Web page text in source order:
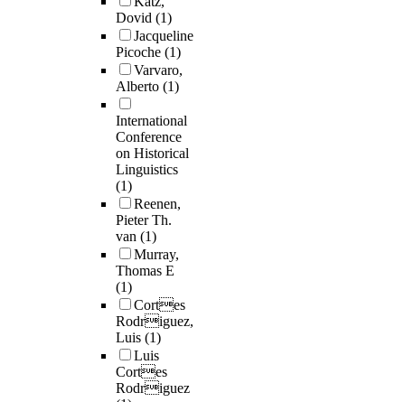
Dovid (1)
Jacqueline
Picoche (1)
Varvaro,
Alberto (1)
International
Conference
on Historical
Linguistics
(1)
Reenen,
Pieter Th.
van (1)
Murray,
Thomas E
(1)
Cortes
Rodriguez,
Luis (1)
Luis
Cortes
Rodriguez